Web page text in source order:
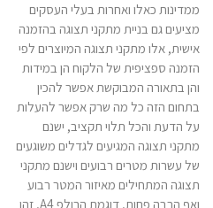
ממדינות כאלו ואחרות בעלי העסקים
מציעים גם בניית מתקני תצוגה בהזמנה
אישית, אלו מתקני תצוגה המיוצרים לפי
הזמנה ספציפית של הלקוח הן במידות
והן בתאורה המבוקשת אפשר להכין
בתחום הזה כל מה שרק אפשר להעלות
על הדעת והכל תלוי תקציב, ישנם
מתקני תצוגה המגיעים לגדלים משוגעים
של עשרות מטרים רבועים וישנם מתקני
תצוגה המתחילים מאיזור המטר רבוע
ואף הרבה פחות, דוגמת הרולפ A4, זהו